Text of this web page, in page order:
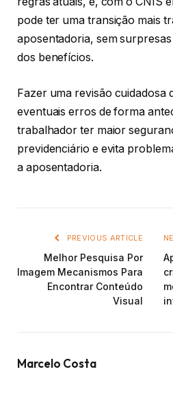
pode ter uma transição mais
aposentadoria, sem
dos benefícios.
Fazer uma revisão cuidadosa
eventuais erros de forma
trabalhador ter maior
previdenciário e evita
a aposentadoria.
PREVIOUS ARTICLE
Melhor Pesquisa Por
Imagem Mecanismos Para
Encontrar Conteúdo
Visual
Marcelo Costa